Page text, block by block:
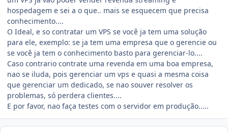
hospedagem e sei a o que.. mais se esquecem que precisa
conhecimento....
O Ideal, e so contratar um VPS se você ja tem uma solução
para ele, exemplo: se ja tem uma empresa que o gerencie ou
se você ja tem o conhecimento basto para gerenciar-lo....
Caso contrario contrate uma revenda em uma boa empresa,
nao se iluda, pois gerenciar um vps e quasi a mesma coisa
que gerenciar um dedicado, se nao souver resolver os
problemas, só perdera clientes....
E por favor, nao faça testes com o servidor em produção.....